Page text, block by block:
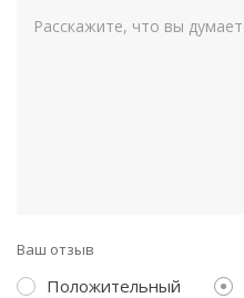
Ваш отзыв
Положительный